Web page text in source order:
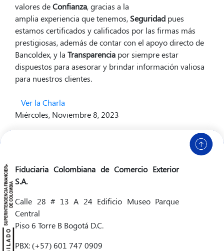
valores deConfianza, gracias a la
amplia experiencia que tenemos, Seguridad pues
estamos certificados y calificados por las firmas más
prestigiosas, además de contar con el apoyo directo de
Bancoldex, y la Transparencia por siempre estar
dispuestos para asesorar y brindar información valiosa
para nuestros clientes.
Ver la Charla
Miércoles, Noviembre 8, 2023
Fiduciaria Colombiana de Comercio Exterior
S.A.
Calle 28 # 13 A 24 Edificio Museo Parque
Central
Piso 6 Torre B Bogotá D.C.
PBX: (+57) 601 747 0909